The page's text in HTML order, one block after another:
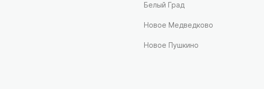
Белый Град
Новое Медведково
Новое Пушкино